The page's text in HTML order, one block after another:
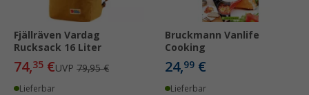
Fjällräven Vardag
Rucksack 16 Liter
74,35 €UVP 79,95 €
Lieferbar
Bruckmann Vanlife
Cooking
24,99 €
Lieferbar